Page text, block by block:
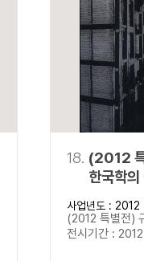
18. (2012
한국학의
사업년도 : 2012
(2012 특별전)
전시기간 :